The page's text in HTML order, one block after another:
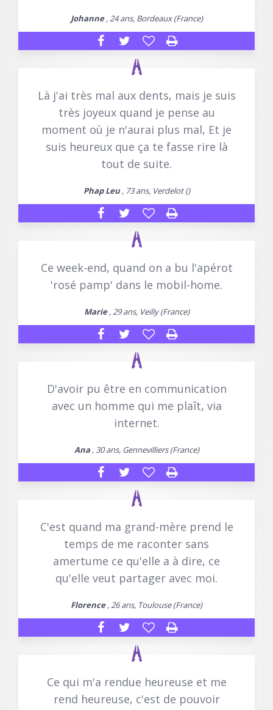
Johanne, 24 ans, Bordeaux (France)
Là j'ai très mal aux dents, mais je suis
très joyeux quand je pense au
moment où je n'aurai plus mal, Et je
suis heureux que ça te fasse rire là
tout de suite.
Phap Leu, 73 ans, Verdelot ()
Ce week-end, quand on a bu l'apérot
'rosé pamp' dans le mobil-home.
Marie, 29 ans, Veilly (France)
D'avoir pu être en communication
avec un homme qui me plaît, via
internet.
Ana, 30 ans, Gennevilliers (France)
C'est quand ma grand-mère prend le
temps de me raconter sans
amertume ce qu'elle a à dire, ce
qu'elle veut partager avec moi.
Florence, 26 ans, Toulouse (France)
Ce qui m'a rendue heureuse et me
rend heureuse, c'est de pouvoir